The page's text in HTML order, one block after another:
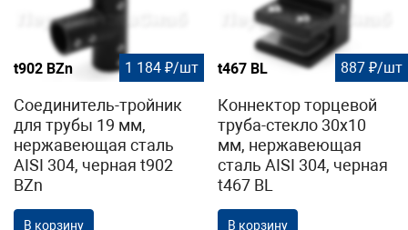
t902 BZn 1 184 ₽/шт
Соединитель-тройник
для трубы 19 мм,
нержавеющая сталь
AISI 304, черная t902
BZn
В корзину
t467 BL 887 ₽/шт
Коннектор торцевой
труба-стекло 30х10
мм, нержавеющая
сталь AISI 304, черная
t467 BL
В корзину